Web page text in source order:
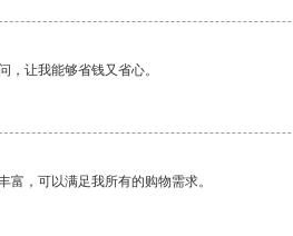
，让我能够省钱又省心。
富，可以满足我所有的购物需求。